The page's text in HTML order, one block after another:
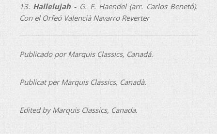
13. Hallelujah‐ G. F. Haendel (arr. Carlos Benetó).
Con el Orfeó Valencià Navarro Reverter
Publicado por Marquis Classics, Canadá.
Publicat per Marquis Classics, Canadà.
Edited by Marquis Classics, Canada.